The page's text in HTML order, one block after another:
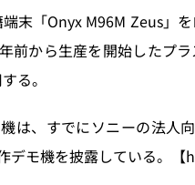
末「Onyx M96M Zeus」
前から生産を開始したプ
る。
は、すでにソニーの法人
デモ機を披露している。【